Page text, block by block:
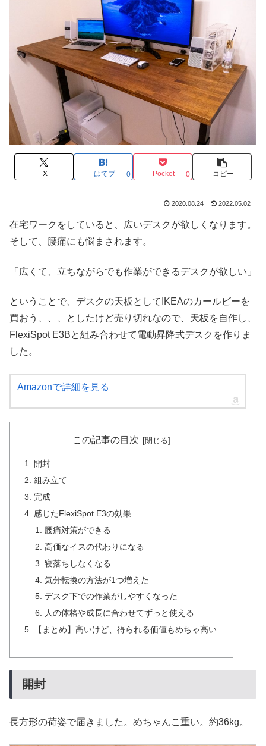
X はてブ 0 Pocket 0 コピー
2020.08.24 2022.05.02
在宅ワークをしていると、広いデスクが欲しくなります。
そして、腰痛にも悩まされます。
「広くて、立ちながらでも作業ができるデスクが欲しい」
ということで、デスクの天板としてIKEAのカールビーを
買おう、、、としたけど売り切れなので、天板を自作し、
FlexiSpot E3Bと組み合わせて電動昇降式デスクを作りま
した。
Amazonで詳細を見る
この記事の目次
開封
組み立て
完成
感じたFlexiSpot E3の効果
腰痛対策ができる
高価なイスの代わりになる
寝落ちしなくなる
気分転換の方法が1つ増えた
デスク下での作業がしやすくなった
人の体格や成長に合わせてずっと使える
【まとめ】高いけど、得られる価値もめちゃ高い
開封
長方形の荷姿で届きました。めちゃんこ重い。約36kg。